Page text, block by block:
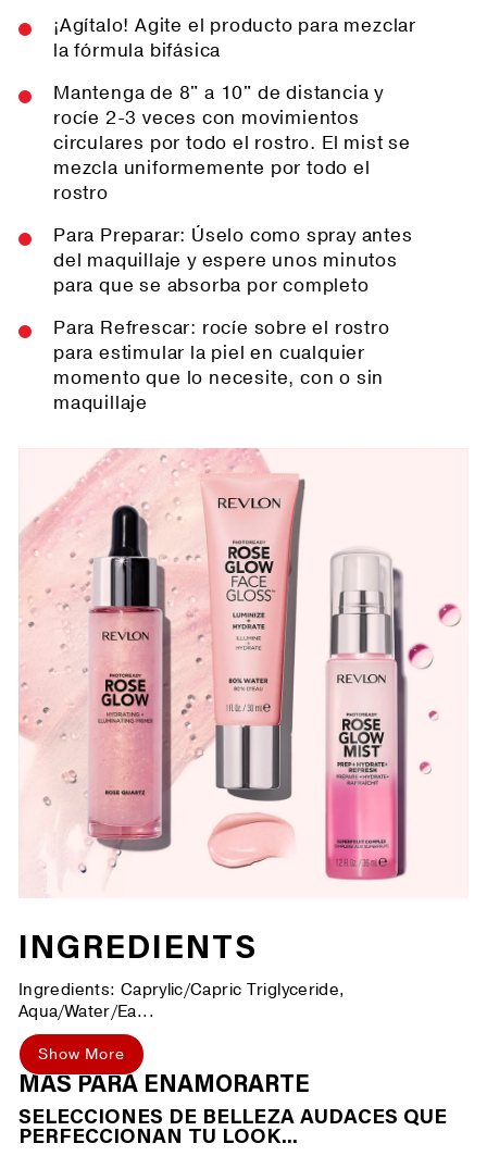
¡Agítalo! Agite el producto para mezclar
la fórmula bifásica
Mantenga de 8" a 10" de distancia y
rocíe 2-3 veces con movimientos
circulares por todo el rostro. El mist se
mezcla uniformemente por todo el
rostro
Para Preparar: Úselo como spray antes
del maquillaje y espere unos minutos
para que se absorba por completo
Para Refrescar: rocíe sobre el rostro
para estimular la piel en cualquier
momento que lo necesite, con o sin
maquillaje
INGREDIENTS
Ingredients: Caprylic/Capric Triglyceride,
Aqua/Water/Ea...
Show More
MÁS PARA ENAMORARTE
SELECCIONES DE BELLEZA AUDACES QUE
PERFECCIONAN TU LOOK...